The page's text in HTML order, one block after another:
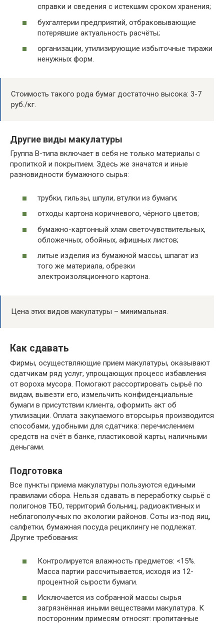
справки и сведения с истекшим сроком хранения;
бухгалтерии предприятий, отбраковывающие
потерявшие актуальность расчёты;
организации, утилизирующие избыточные тиражи
ненужных форм.
Стоимость такого рода бумаг достаточно высока: 3-7
руб./кг.
Другие виды макулатуры
Группа В-типа включает в себя не только материалы с
пропиткой и покрытием. Здесь же значатся и иные
разновидности бумажного сырья:
трубки, гильзы, шпули, втулки из бумаги;
отходы картона коричневого, чёрного цветов;
бумажно-картонный хлам светочувствительных,
обложечных, обойных, афишных листов;
литые изделия из бумажной массы, шпагат из
того же материала, обрезки
электроизоляционного картона.
Цена этих видов макулатуры – минимальная.
Как сдавать
Фирмы, осуществляющие прием макулатуры, оказывают
сдатчикам ряд услуг, упрощающих процесс избавления
от вороха мусора. Помогают рассортировать сырьё по
видам, вывезти его, измельчить конфиденциальные
бумаги в присутствии клиента, оформить акт об
утилизации. Оплата закупаемого вторсырья производится
способами, удобными для сдатчика: перечислением
средств на счёт в банке, пластиковой карты, наличными
деньгами.
Подготовка
Все пункты приема макулатуры пользуются едиными
правилами сбора. Нельзя сдавать в переработку сырьё с
полигонов ТБО, территорий больниц, радиоактивных и
неблагополучных по экологии районов. Соты из-под яиц,
салфетки, бумажная посуда рециклингу не подлежат.
Другие требования:
Контролируется влажность предметов: <15%.
Масса партии рассчитывается, исходя из 12-
процентной сырости бумаги.
Исключается из собранной массы сырья
загрязнённая иными веществами макулатура. К
посторонним примесям относят: пропитанные